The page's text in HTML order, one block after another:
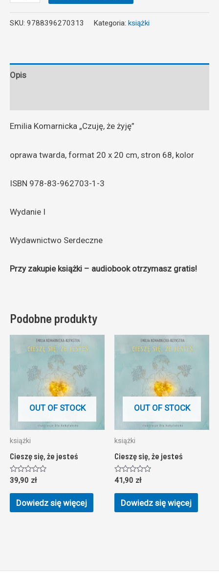
SKU: 9788396270313 Kategoria: książki
Opis
Emilia Komarnicka „Czuję, że żyję”
oprawa twarda, format 20 x 20 cm, stron 68, kolor
ISBN 978-83-962703-1-3
Wydanie I
Wydawnictwo Serdeczne
Przy zakupie książki – audiobook otrzymasz gratis!
Podobne produkty
OUT OF STOCK
książki
Cieszę się, że jesteś
Oceniono
na
39,90 zł
Dowiedz się więcej
OUT OF STOCK
książki
Cieszę się, że jesteś
Oceniono
na
41,90 zł
Dowiedz się więcej